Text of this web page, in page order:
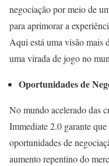
negociação por meio de
para aprimorar a
Aqui está uma visão mais
uma virada de jogo no
Oportunidades de
No mundo acelerado das
Immediate 2.0 garante
oportunidades de
aumento repentino do